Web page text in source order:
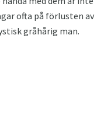
ofta på förlusten av
gråhårig man.